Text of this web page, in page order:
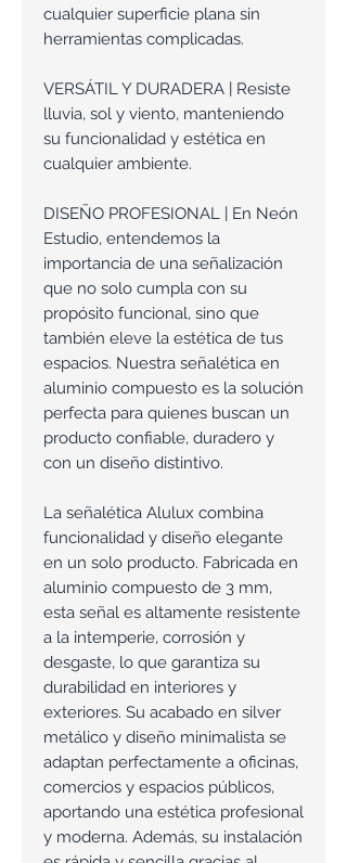
cualquier superficie plana sin
herramientas complicadas.
VERSÁTIL Y DURADERA | Resiste
lluvia, sol y viento, manteniendo
su funcionalidad y estética en
cualquier ambiente.
DISEÑO PROFESIONAL | En Neón
Estudio, entendemos la
importancia de una señalización
que no solo cumpla con su
propósito funcional, sino que
también eleve la estética de tus
espacios. Nuestra señalética en
aluminio compuesto es la solución
perfecta para quienes buscan un
producto confiable, duradero y
con un diseño distintivo.
La señalética Alulux combina
funcionalidad y diseño elegante
en un solo producto. Fabricada en
aluminio compuesto de 3 mm,
esta señal es altamente resistente
a la intemperie, corrosión y
desgaste, lo que garantiza su
durabilidad en interiores y
exteriores. Su acabado en silver
metálico y diseño minimalista se
adaptan perfectamente a oficinas,
comercios y espacios públicos,
aportando una estética profesional
y moderna. Además, su instalación